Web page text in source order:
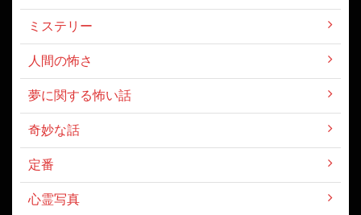
ミステリー
人間の怖さ
夢に関する怖い話
奇妙な話
定番
心霊写真